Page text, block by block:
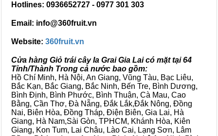
Hotlines: 0936652727 - 0977 301 303
Email: info@360fruit.vn
Website: 360fruit.vn
Cửa hàng Giỏ trái cây Ia Grai Gia Lai có mặt tại 64
Tỉnh/Thành Trong cả nước bao gồm:
Hồ Chí Minh, Hà Nội, An Giang, Vũng Tàu, Bạc Liêu,
Bắc Kạn, Bắc Giang, Bắc Ninh, Bến Tre, Bình Dương,
Bình Định, Bình Phước, Bình Thuận, Cà Mau, Cao
Bằng, Cần Thơ, Đà Nẵng, Đắk Lắk,Đắk Nông, Đồng
Nai, Biên Hòa, Đồng Tháp, Điện Biên, Gia Lai, Hà
Giang, Hà Nam,Sài Gòn, TPHCM, Khánh Hòa, Kiên
Giang, Kon Tum, Lai Châu, Lào Cai, Lạng Sơn, Lâm